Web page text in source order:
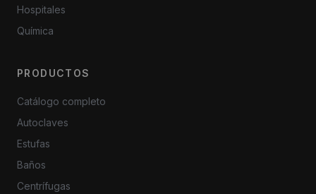
Hospitales
Química
PRODUCTOS
Catálogo completo
Autoclaves
Estufas
Baños
Centrífugas